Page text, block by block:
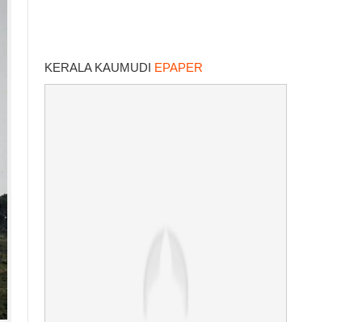
KERALA KAUMUDI EPAPER